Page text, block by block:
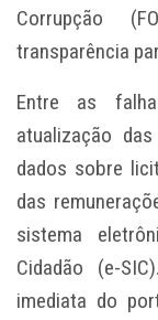
Corrupção
transparência
Entre as
atualização
dados sobre
das
sistema
Cidadão (e-
imediata do